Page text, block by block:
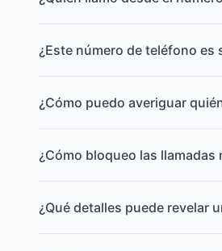
¿Este número de teléfono es
¿Cómo puedo averiguar
¿Cómo bloqueo las
¿Qué detalles puede revelar